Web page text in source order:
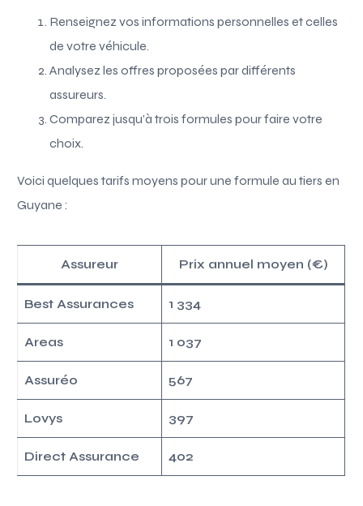
Renseignez vos informations personnelles et celles
de votre véhicule.
Analysez les offres proposées par différents
assureurs.
Comparez jusqu’à trois formules pour faire votre
choix.
Voici quelques tarifs moyens pour une formule au tiers en
Guyane :
Assureur Prix annuel moyen (€)
Best Assurances 1 334
Areas 1 037
Assuréo 567
Lovys 397
Direct Assurance 402